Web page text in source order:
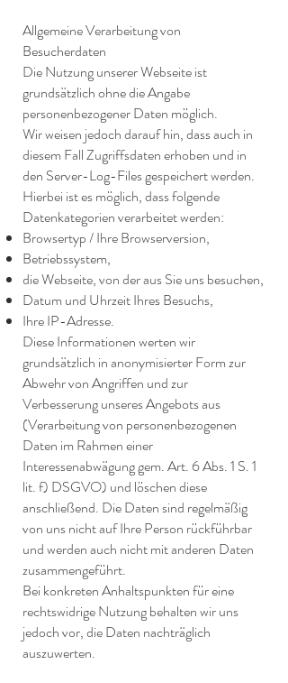
Allgemeine Verarbeitung von
Besucherdaten
Die Nutzung unserer Webseite ist
grundsätzlich ohne die Angabe
personenbezogener Daten möglich.
Wir weisen jedoch darauf hin, dass auch in
diesem Fall Zugriffsdaten erhoben und in
den Server-Log-Files gespeichert werden.
Hierbei ist es möglich, dass folgende
Datenkategorien verarbeitet werden:
Browsertyp / Ihre Browserversion,
Betriebssystem,
die Webseite, von der aus Sie uns besuchen,
Datum und Uhrzeit Ihres Besuchs,
Ihre IP-Adresse.
Diese Informationen werten wir
grundsätzlich in anonymisierter Form zur
Abwehr von Angriffen und zur
Verbesserung unseres Angebots aus
(Verarbeitung von personenbezogenen
Daten im Rahmen einer
Interessenabwägung gem. Art. 6 Abs. 1 S. 1
lit. f) DSGVO) und löschen diese
anschließend. Die Daten sind regelmäßig
von uns nicht auf Ihre Person rückführbar
und werden auch nicht mit anderen Daten
zusammengeführt.
Bei konkreten Anhaltspunkten für eine
rechtswidrige Nutzung behalten wir uns
jedoch vor, die Daten nachträglich
auszuwerten.